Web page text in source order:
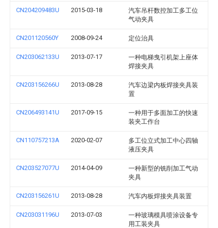
CN204209483U 2015-03-18
汽车吊杆数控加工多工位
气动夹具
CN201120560Y 2008-09-24 定位治具
CN203062133U 2013-07-17
一种电梯曳引机架上座体
焊接夹具
CN203156266U 2013-08-28
汽车边梁内板焊接夹具装
置
CN206493141U 2017-09-15
一种用于多面加工的快速
装夹工作台
CN110757213A 2020-02-07
多工位立式加工中心四轴
液压夹具
CN203527077U 2014-04-09
一种新型的铣削加工气动
夹具
CN203156261U 2013-08-28 汽车内板焊接夹具装置
CN203031196U 2013-07-03
一种玻璃模具喷涂设备专
用工装夹具